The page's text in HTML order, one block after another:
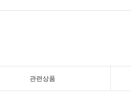
관련상품